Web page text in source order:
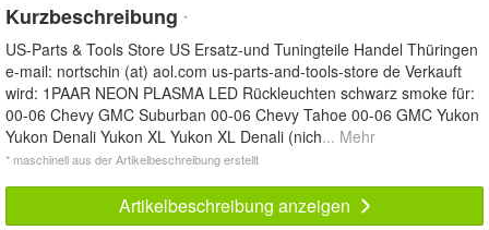
Kurzbeschreibung *
US-Parts & Tools Store US Ersatz-und Tuningteile Handel Thüringen
e-mail: nortschin (at) aol.com us-parts-and-tools-store de Verkauft
wird: 1PAAR NEON PLASMA LED Rückleuchten schwarz smoke für:
00-06 Chevy GMC Suburban 00-06 Chevy Tahoe 00-06 GMC Yukon
Yukon Denali Yukon XL Yukon XL Denali (nich... Mehr
* maschinell aus der Artikelbeschreibung erstellt
Artikelbeschreibung anzeigen